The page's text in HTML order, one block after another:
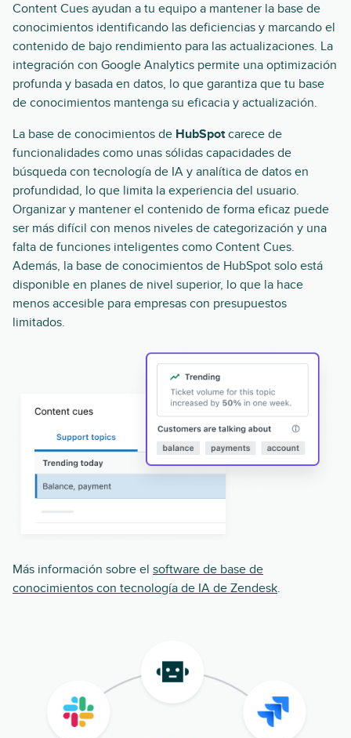
Content Cues ayudan a tu equipo a mantener la base de
conocimientos identificando las deficiencias y marcando el
contenido de bajo rendimiento para las actualizaciones. La
integración con Google Analytics permite una optimización
profunda y basada en datos, lo que garantiza que tu base
de conocimientos mantenga su eficacia y actualización.
La base de conocimientos de HubSpotcarece de
funcionalidades como unas sólidas capacidades de
búsqueda con tecnología de IA y analítica de datos en
profundidad, lo que limita la experiencia del usuario.
Organizar y mantener el contenido de forma eficaz puede
ser más difícil con menos niveles de categorización y una
falta de funciones inteligentes como Content Cues.
Además, la base de conocimientos de HubSpot solo está
disponible en planes de nivel superior, lo que la hace
menos accesible para empresas con presupuestos
limitados.
Más información sobre el software de base de
conocimientos con tecnología de IA de Zendesk.